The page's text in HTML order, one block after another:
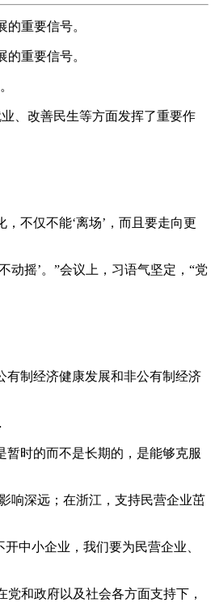
重要信号。
重要信号。
、改善民生等方面发挥了重要作
不仅不能‘离场’，而且要走向更
摇’。”会议上，习语气坚定，“党
制经济健康发展和非公有制经济
时的而不是长期的，是能够克服
响深远；在浙江，支持民营企业茁
中小企业，我们要为民营企业、
和政府以及社会各方面支持下，